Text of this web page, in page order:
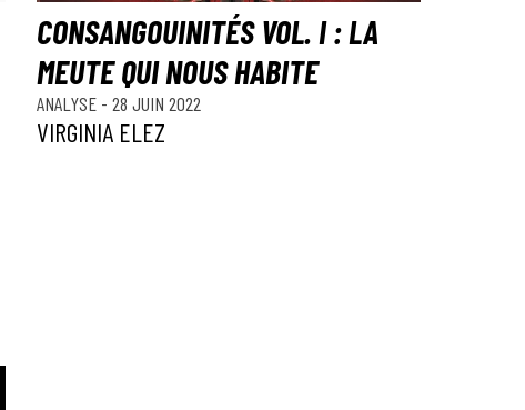
CONSANGOUINITÉS VOL. I : LA
MEUTE QUI NOUS HABITE
ANALYSE -28 JUIN 2022
VIRGINIA ELEZ